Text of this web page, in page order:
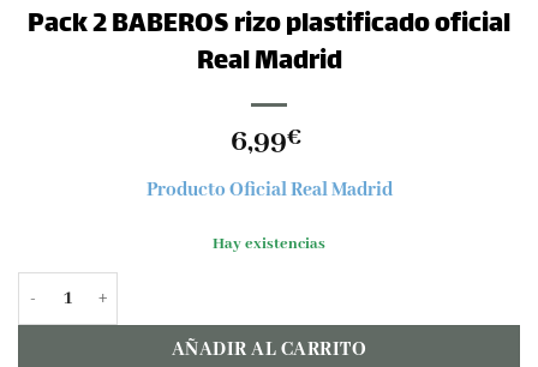
Pack 2 BABEROS rizo plastificado oficial
Real Madrid
6,99€
Producto Oficial Real Madrid
Hay existencias
AÑADIR AL CARRITO